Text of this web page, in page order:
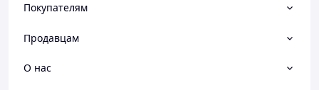
Покупателям
Продавцам
О нас